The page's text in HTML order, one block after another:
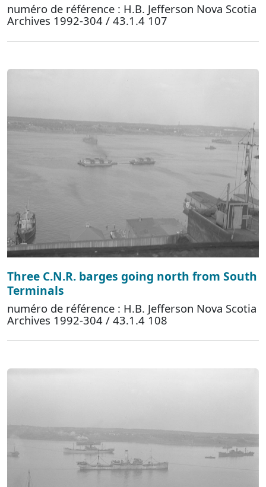
numéro de référence : H.B. Jefferson Nova Scotia
Archives 1992-304 / 43.1.4 107
Three C.N.R. barges going north from South
Terminals
numéro de référence : H.B. Jefferson Nova Scotia
Archives 1992-304 / 43.1.4 108